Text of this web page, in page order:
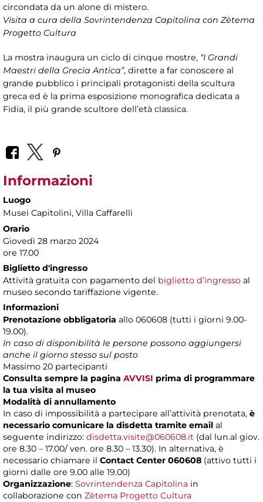
circondata da un alone di mistero.
Visita a cura della Sovrintendenza Capitolina con Zètema
Progetto Cultura
La mostra inaugura un ciclo di cinque mostre, “I Grandi
Maestri della Grecia Antica”, dirette a far conoscere al
grande pubblico i principali protagonisti della scultura
greca ed è la prima esposizione monografica dedicata a
Fidia, il più grande scultore dell’età classica.
Informazioni
Luogo
Musei Capitolini, Villa Caffarelli
Orario
Giovedì 28 marzo 2024
ore 17.00
Biglietto d'ingresso
Attività gratuita con pagamento del biglietto d’ingresso al
museo secondo tariffazione vigente.
Informazioni
Prenotazione obbligatoria allo 060608 (tutti i giorni 9.00-
19.00).
In caso di disponibilità le persone possono aggiungersi
anche il giorno stesso sul posto
Massimo 20 partecipanti
Consulta sempre la pagina AVVISI prima di programmare
la tua visita al museo
Modalità di annullamento
In caso di impossibilità a partecipare all’attività prenotata, è
necessario comunicare la disdetta tramite email al
seguente indirizzo: disdetta.visite@060608.it (dal lun.al giov.
ore 8.30 – 17.00/ ven. ore 8.30 – 13.30). In alternativa, è
necessario chiamare il Contact Center 060608 (attivo tutti i
giorni dalle ore 9.00 alle 19.00)
Organizzazione: Sovrintendenza Capitolina in
collaborazione con Zètema Progetto Cultura